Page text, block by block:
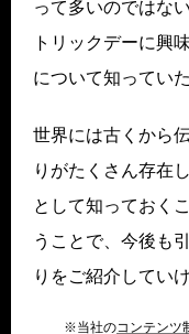
って多いのではな
トリックデーに興
について知ってい
世界には古くから
りがたくさん存在
として知っておく
うことで、今後も
りをご紹介してい
※当社のコンテンツ